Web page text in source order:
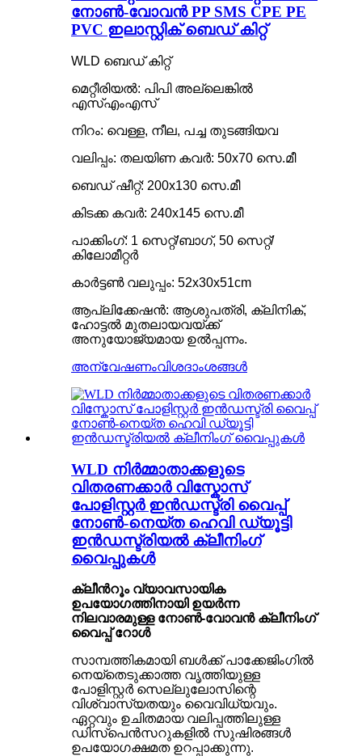
നോൺ-വോവൻ PP SMS CPE PE
PVC ഇലാസ്റ്റിക് ബെഡ് കിറ്റ്
WLD ബെഡ് കിറ്റ്
മെറ്റീരിയൽ: പിപി അല്ലെങ്കിൽ
എസ്എംഎസ്
നിറം: വെള്ള, നീല, പച്ച തുടങ്ങിയവ
വലിപ്പം: തലയിണ കവർ: 50x70 സെ.മീ
ബെഡ് ഷീറ്റ്: 200x130 സെ.മീ
കിടക്ക കവർ: 240x145 സെ.മീ
പാക്കിംഗ്: 1 സെറ്റ്/ബാഗ്, 50 സെറ്റ്/
കിലോമീറ്റർ
കാർട്ടൺ വലുപ്പം: 52x30x51cm
ആപ്ലിക്കേഷൻ: ആശുപത്രി, ക്ലിനിക്,
ഹോട്ടൽ മുതലായവയ്ക്ക്
അനുയോജ്യമായ ഉൽപ്പന്നം.
അന്വേഷണംവിശദാംശങ്ങൾ
WLD നിർമ്മാതാക്കളുടെ
വിതരണക്കാർ വിസ്കോസ്
പോളിസ്റ്റർ ഇൻഡസ്ട്രി വൈപ്പ്
നോൺ-നെയ്ത ഹെവി ഡ്യൂട്ടി
ഇൻഡസ്ട്രിയൽ ക്ലീനിംഗ്
വൈപ്പുകൾ
ക്ലീൻറൂം വ്യാവസായിക
ഉപയോഗത്തിനായി ഉയർന്ന
നിലവാരമുള്ള നോൺ-വോവൻ ക്ലീനിംഗ്
വൈപ്പ് റോൾ
സാമ്പത്തികമായി ബൾക്ക് പാക്കേജിംഗിൽ
നെയ്തെടുക്കാത്ത വൃത്തിയുള്ള
പോളിസ്റ്റർ സെല്ലുലോസിന്റെ
വിശ്വാസ്യതയും വൈവിധ്യവും.
ഏറ്റവും ഉചിതമായ വലിപ്പത്തിലുള്ള
ഡിസ്പെൻസറുകളിൽ സുഷിരങ്ങൾ
ഉപയോഗക്ഷമത ഉറപ്പാക്കുന്നു.